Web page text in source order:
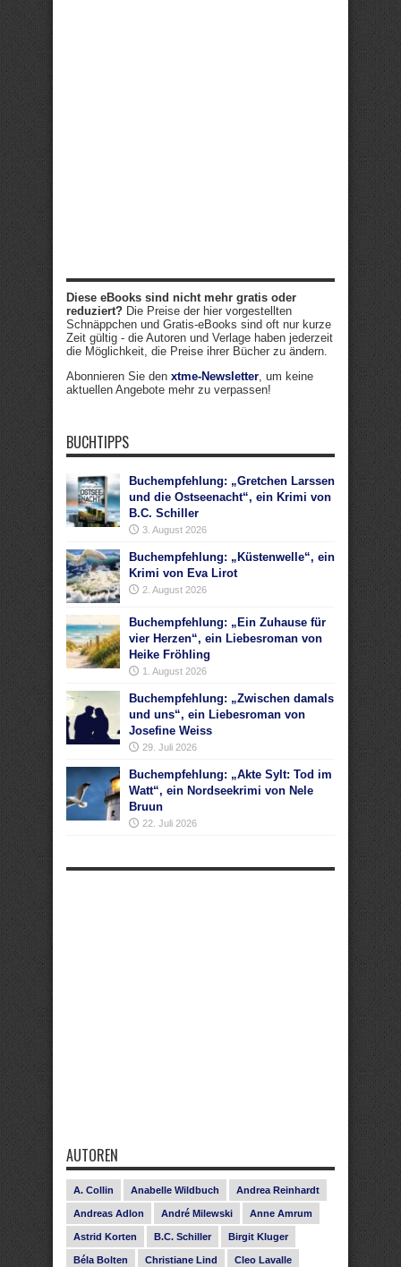
Diese eBooks sind nicht mehr gratis oder
reduziert? Die Preise der hier vorgestellten
Schnäppchen und Gratis-eBooks sind oft nur kurze
Zeit gültig - die Autoren und Verlage haben jederzeit
die Möglichkeit, die Preise ihrer Bücher zu ändern.
Abonnieren Sie den xtme-Newsletter, um keine
aktuellen Angebote mehr zu verpassen!
BUCHTIPPS
Buchempfehlung: „Gretchen Larssen
und die Ostseenacht“, ein Krimi von
B.C. Schiller
3. August 2026
Buchempfehlung: „Küstenwelle“, ein
Krimi von Eva Lirot
2. August 2026
Buchempfehlung: „Ein Zuhause für
vier Herzen“, ein Liebesroman von
Heike Fröhling
1. August 2026
Buchempfehlung: „Zwischen damals
und uns“, ein Liebesroman von
Josefine Weiss
29. Juli 2026
Buchempfehlung: „Akte Sylt: Tod im
Watt“, ein Nordseekrimi von Nele
Bruun
22. Juli 2026
AUTOREN
A. Collin Anabelle Wildbuch Andrea Reinhardt
Andreas Adlon André Milewski Anne Amrum
Astrid Korten B.C. Schiller Birgit Kluger
Béla Bolten Christiane Lind Cleo Lavalle